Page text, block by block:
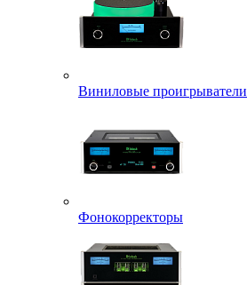
Виниловые проигрыватели
Фонокорректоры